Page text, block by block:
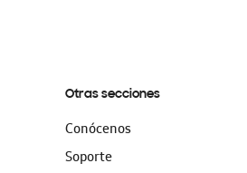
Otras secciones
Conócenos
Soporte